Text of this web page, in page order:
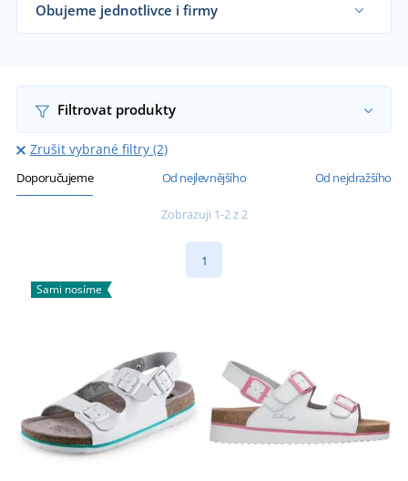
Obujeme jednotlivce i firmy
Filtrovat produkty
Zrušit vybrané filtry (2)
Doporučujeme Od nejlevnějšího Od nejdražšího
Zobrazuji 1-2 z 2
1
Sami nosíme